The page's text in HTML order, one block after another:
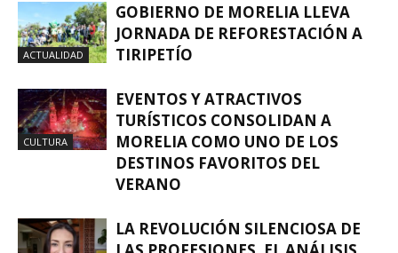
ACTUALIDAD
GOBIERNO DE MORELIA LLEVA
JORNADA DE REFORESTACIÓN A
TIRIPETÍO
CULTURA
EVENTOS Y ATRACTIVOS
TURÍSTICOS CONSOLIDAN A
MORELIA COMO UNO DE LOS
DESTINOS FAVORITOS DEL
VERANO
LA REVOLUCIÓN SILENCIOSA DE